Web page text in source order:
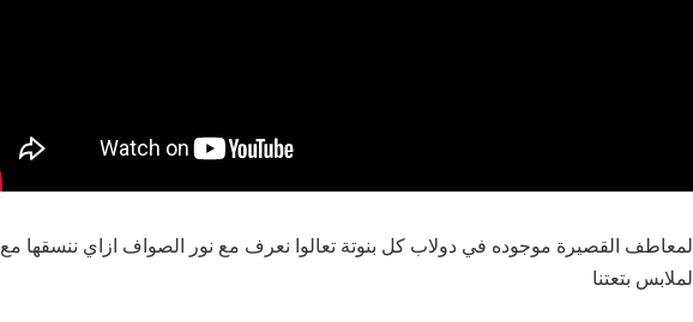
المعاطف القصيرة موجوده في دولاب كل بنوتة تعالوا نعرف مع نور الصواف ازاي ننسقها مع
الملابس بتعتنا